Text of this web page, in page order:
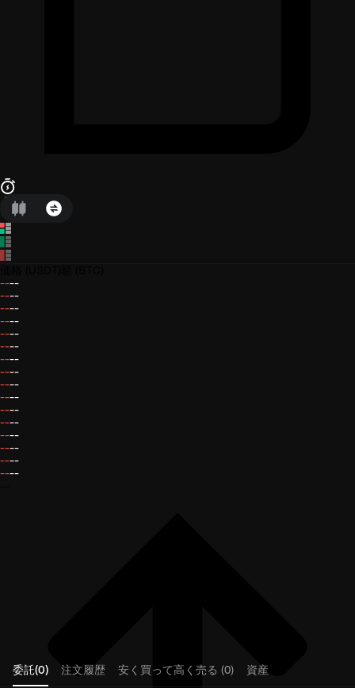
----
----
----
----
----
----
----
----
----
----
----
----
----
----
----
----
委託(0) 注文履歴 安く買って高く売る (0)
資産